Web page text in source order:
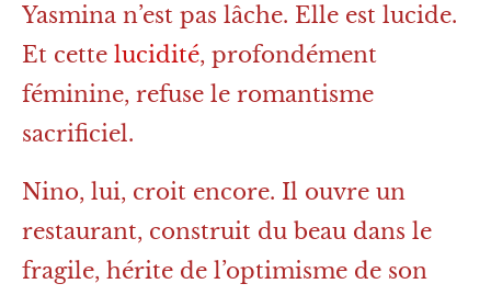
Yasmina n’est pas lâche. Elle est lucide.
Et cette lucidité, profondément
féminine, refuse le romantisme
sacrificiel.
Nino, lui, croit encore. Il ouvre un
restaurant, construit du beau dans le
fragile, hérite de l’optimisme de son